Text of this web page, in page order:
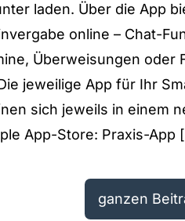
laden. Über die App
online – Chat-
Überweisungen oder
jeweilige App für Ihr
sich jeweils in einem
App-Store: Praxis-App
ganzen